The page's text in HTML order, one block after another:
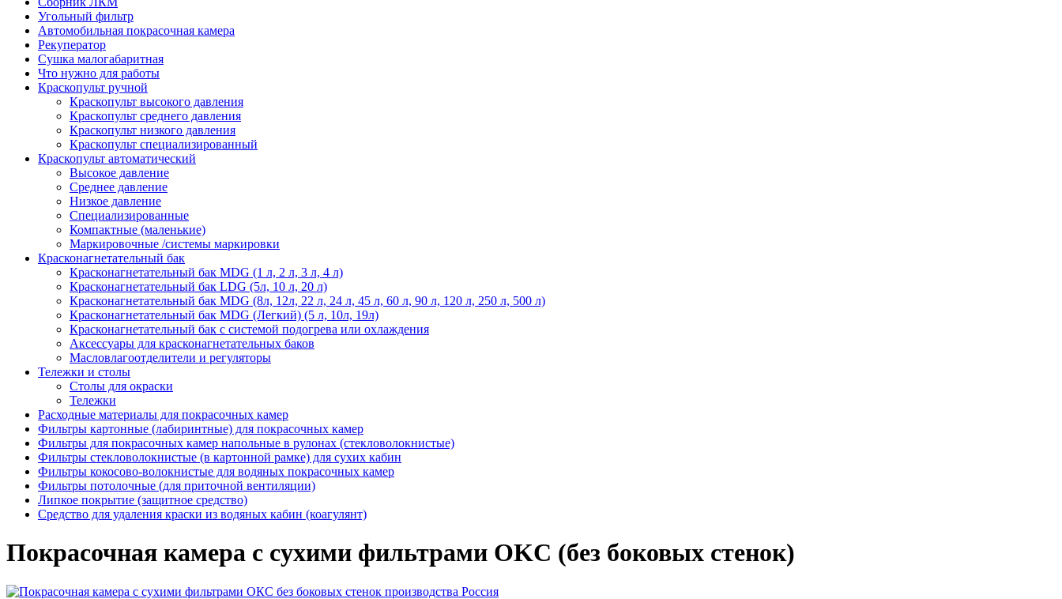
Угольный фильтр
Автомобильная покрасочная камера
Рекуператор
Сушка малогабаритная
Что нужно для работы
Краскопульт ручной
Краскопульт высокого давления
Краскопульт среднего давления
Краскопульт низкого давления
Краскопульт специализированный
Краскопульт автоматический
Высокое давление
Среднее давление
Низкое давление
Специализированные
Компактные (маленькие)
Маркировочные /системы маркировки
Красконагнетательный бак
Красконагнетательный бак MDG (1 л, 2 л, 3 л, 4 л)
Красконагнетательный бак LDG (5л, 10 л, 20 л)
Красконагнетательный бак MDG (8л, 12л, 22 л, 24 л, 45 л, 60 л, 90 л, 120 л, 250 л, 500 л)
Красконагнетательный бак MDG (Легкий) (5 л, 10л, 19л)
Красконагнетательный бак с системой подогрева или охлаждения
Аксессуары для красконагнетательных баков
Масловлагоотделители и регуляторы
Тележки и столы
Столы для окраски
Тележки
Расходные материалы для покрасочных камер
Фильтры картонные (лабиринтные) для покрасочных камер
Фильтры для покрасочных камер напольные в рулонах (стекловолокнистые)
Фильтры стекловолокнистые (в картонной рамке) для сухих кабин
Фильтры кокосово-волокнистые для водяных покрасочных камер
Фильтры потолочные (для приточной вентиляции)
Липкое покрытие (защитное средство)
Средство для удаления краски из водяных кабин (коагулянт)
Покрасочная камера с сухими фильтрами OKC (без боковых стенок)